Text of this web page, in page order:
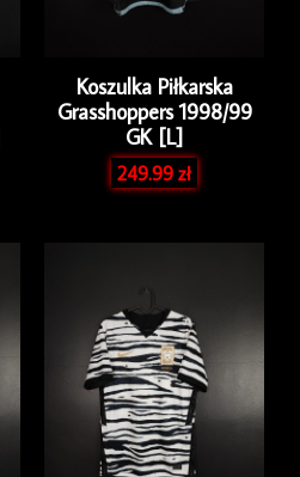
Koszulka Piłkarska
Grasshoppers 1998/99
GK [L]
249.99zł